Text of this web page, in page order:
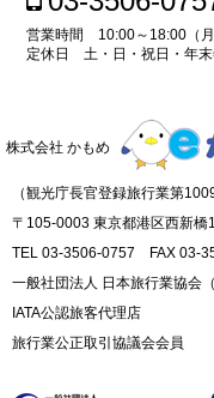
営業時間 10:00～18:00（月
定休日 土・日・祝日・年
株式会社 かもめ
（観光庁長官登録旅行業第1009
〒105-0003 東京都港区西新
TEL 03-3506-0757 FAX 03-
一般社団法人 日本旅行業協会
IATA公認旅客代理店
旅行業公正取引協議会会員